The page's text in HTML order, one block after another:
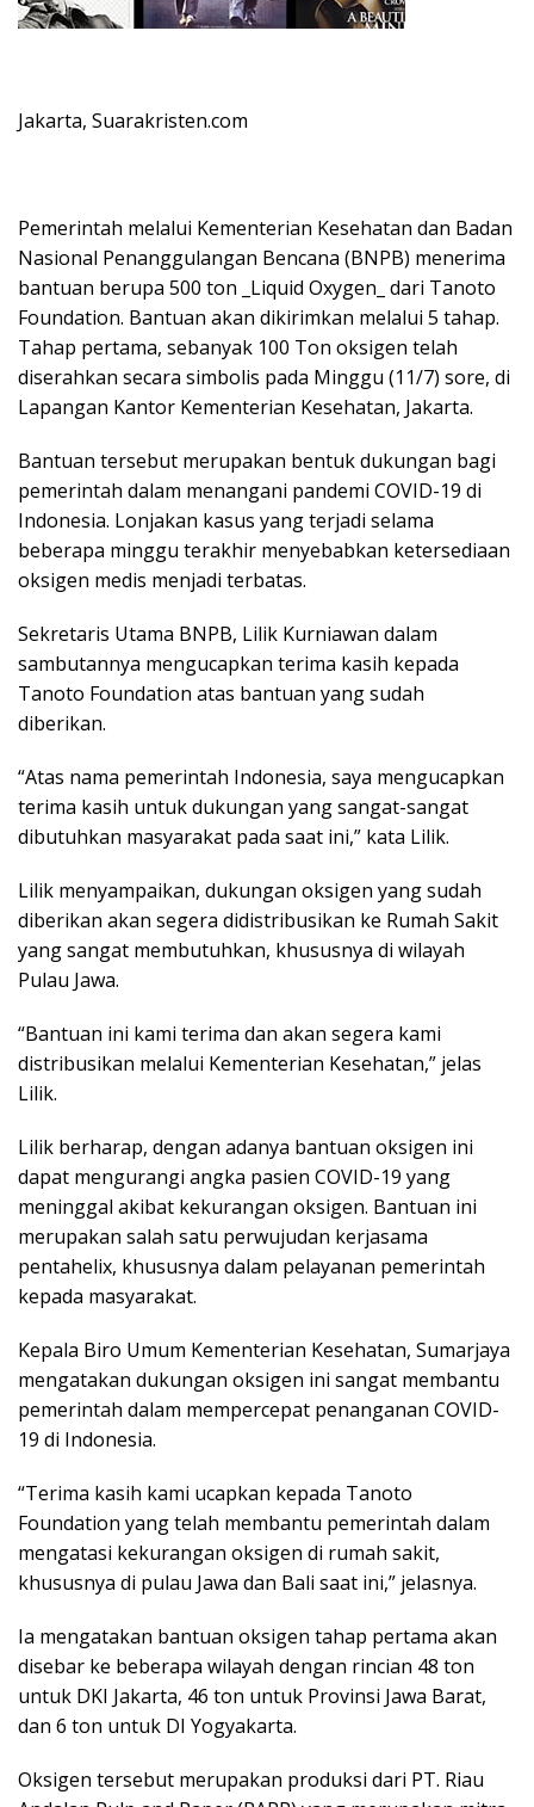
Jakarta, Suarakristen.com
Pemerintah melalui Kementerian Kesehatan dan Badan
Nasional Penanggulangan Bencana (BNPB) menerima
bantuan berupa 500 ton _Liquid Oxygen_ dari Tanoto
Foundation. Bantuan akan dikirimkan melalui 5 tahap.
Tahap pertama, sebanyak 100 Ton oksigen telah
diserahkan secara simbolis pada Minggu (11/7) sore, di
Lapangan Kantor Kementerian Kesehatan, Jakarta.
Bantuan tersebut merupakan bentuk dukungan bagi
pemerintah dalam menangani pandemi COVID-19 di
Indonesia. Lonjakan kasus yang terjadi selama
beberapa minggu terakhir menyebabkan ketersediaan
oksigen medis menjadi terbatas.
Sekretaris Utama BNPB, Lilik Kurniawan dalam
sambutannya mengucapkan terima kasih kepada
Tanoto Foundation atas bantuan yang sudah
diberikan.
“Atas nama pemerintah Indonesia, saya mengucapkan
terima kasih untuk dukungan yang sangat-sangat
dibutuhkan masyarakat pada saat ini,” kata Lilik.
Lilik menyampaikan, dukungan oksigen yang sudah
diberikan akan segera didistribusikan ke Rumah Sakit
yang sangat membutuhkan, khususnya di wilayah
Pulau Jawa.
“Bantuan ini kami terima dan akan segera kami
distribusikan melalui Kementerian Kesehatan,” jelas
Lilik.
Lilik berharap, dengan adanya bantuan oksigen ini
dapat mengurangi angka pasien COVID-19 yang
meninggal akibat kekurangan oksigen. Bantuan ini
merupakan salah satu perwujudan kerjasama
pentahelix, khususnya dalam pelayanan pemerintah
kepada masyarakat.
Kepala Biro Umum Kementerian Kesehatan, Sumarjaya
mengatakan dukungan oksigen ini sangat membantu
pemerintah dalam mempercepat penanganan COVID-
19 di Indonesia.
“Terima kasih kami ucapkan kepada Tanoto
Foundation yang telah membantu pemerintah dalam
mengatasi kekurangan oksigen di rumah sakit,
khususnya di pulau Jawa dan Bali saat ini,” jelasnya.
Ia mengatakan bantuan oksigen tahap pertama akan
disebar ke beberapa wilayah dengan rincian 48 ton
untuk DKI Jakarta, 46 ton untuk Provinsi Jawa Barat,
dan 6 ton untuk DI Yogyakarta.
Oksigen tersebut merupakan produksi dari PT. Riau